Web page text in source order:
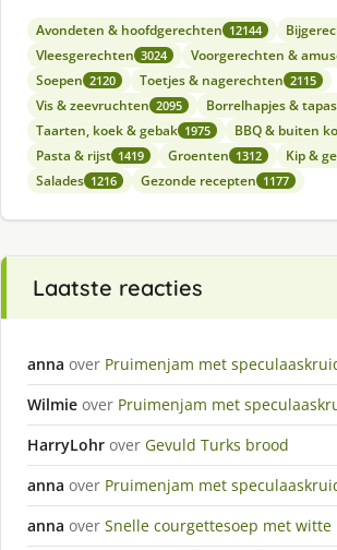
Avondeten & hoofdgerechten 12144
Vleesgerechten 3024 Voorgerechten &
Soepen 2120 Toetjes & nagerechten 2115
Vis & zeevruchten 2095 Borrelhapjes & tapas
Taarten, koek & gebak 1975 BBQ & buiten
Pasta & rijst 1419 Groenten 1312 Kip &
Salades 1216 Gezonde recepten 1177
Laatste reacties
anna over Pruimenjam met
Wilmie over Pruimenjam met
HarryLohr over Gevuld Turks brood
anna over Pruimenjam met
anna over Snelle courgettesoep met witte